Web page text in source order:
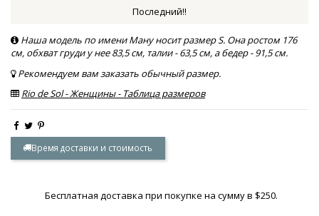
Последний!!
Наша модель по имени Ману носит размер S. Она ростом 176
см, обхват груди у нее 83,5 см, талии - 63,5 см, а бедер - 91,5 см.
Рекомендуем вам заказать обычный размер.
Rio de Sol - Женщины - Таблица размеров
Время доставки и стоимость
Бесплатная доставка при покупке на сумму в $250.